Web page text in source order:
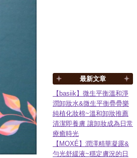
最新文章
【basiik】微生平衡溫和淨
潤卸妝水&微生平衡疊疊樂
純植化妝棉~溫和卸妝推薦
清潔即養膚 讓卸妝成為日常
療癒時光
【MOXÉ】潤澤精華凝露&
勻光舒緩液~穩定膚況的日